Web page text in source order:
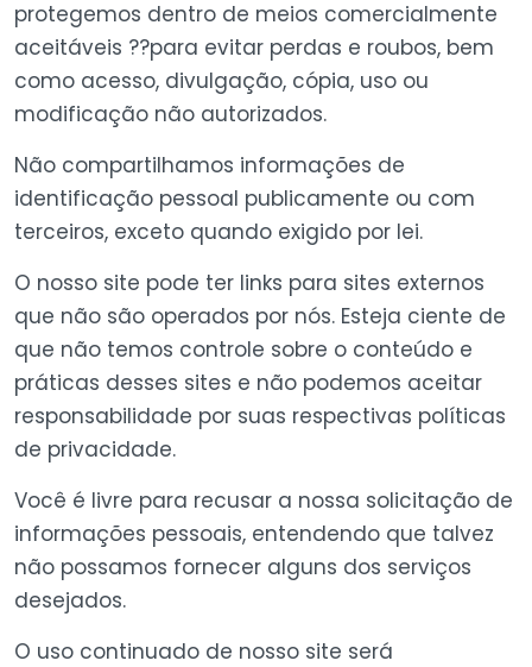
protegemos dentro de meios comercialmente
aceitáveis ??para evitar perdas e roubos, bem
como acesso, divulgação, cópia, uso ou
modificação não autorizados.
Não compartilhamos informações de
identificação pessoal publicamente ou com
terceiros, exceto quando exigido por lei.
O nosso site pode ter links para sites externos
que não são operados por nós. Esteja ciente de
que não temos controle sobre o conteúdo e
práticas desses sites e não podemos aceitar
responsabilidade por suas respectivas políticas
de privacidade.
Você é livre para recusar a nossa solicitação de
informações pessoais, entendendo que talvez
não possamos fornecer alguns dos serviços
desejados.
O uso continuado de nosso site será